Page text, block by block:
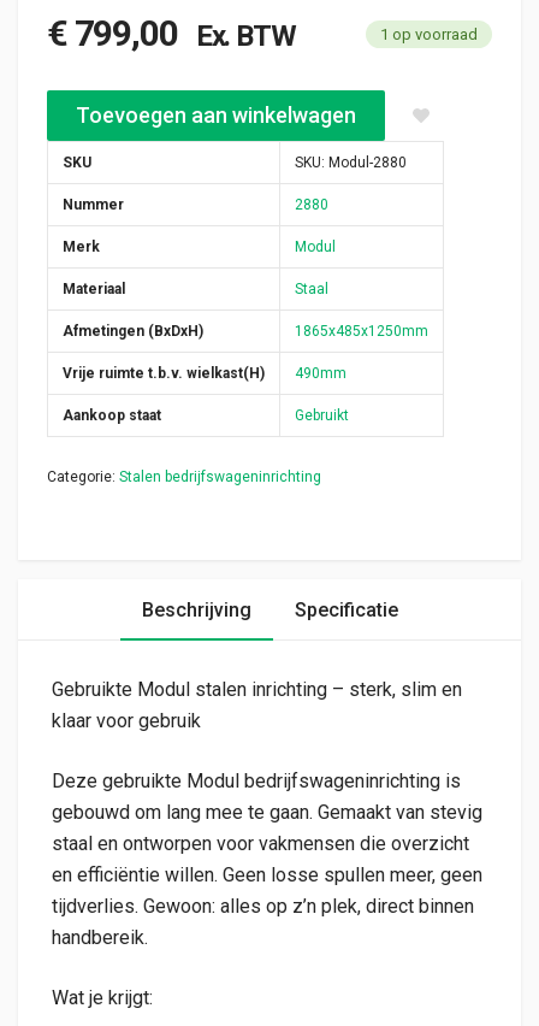
€799,00 Ex. BTW 1 op voorraad
Modul bedrijfswagen inrichting 1865x485x1250mm (2880)
Toevoegen aan winkelwagen
SKU SKU: Modul-2880
Nummer 2880
Merk Modul
Materiaal Staal
Afmetingen (BxDxH) 1865x485x1250mm
Vrije ruimte t.b.v. wielkast(H) 490mm
Aankoop staat Gebruikt
Categorie: Stalen bedrijfswageninrichting
Beschrijving Specificatie
Gebruikte Modul stalen inrichting – sterk, slim en
klaar voor gebruik
Deze gebruikte Modul bedrijfswageninrichting is
gebouwd om lang mee te gaan. Gemaakt van stevig
staal en ontworpen voor vakmensen die overzicht
en efficiëntie willen. Geen losse spullen meer, geen
tijdverlies. Gewoon: alles op z’n plek, direct binnen
handbereik.
Wat je krijgt: